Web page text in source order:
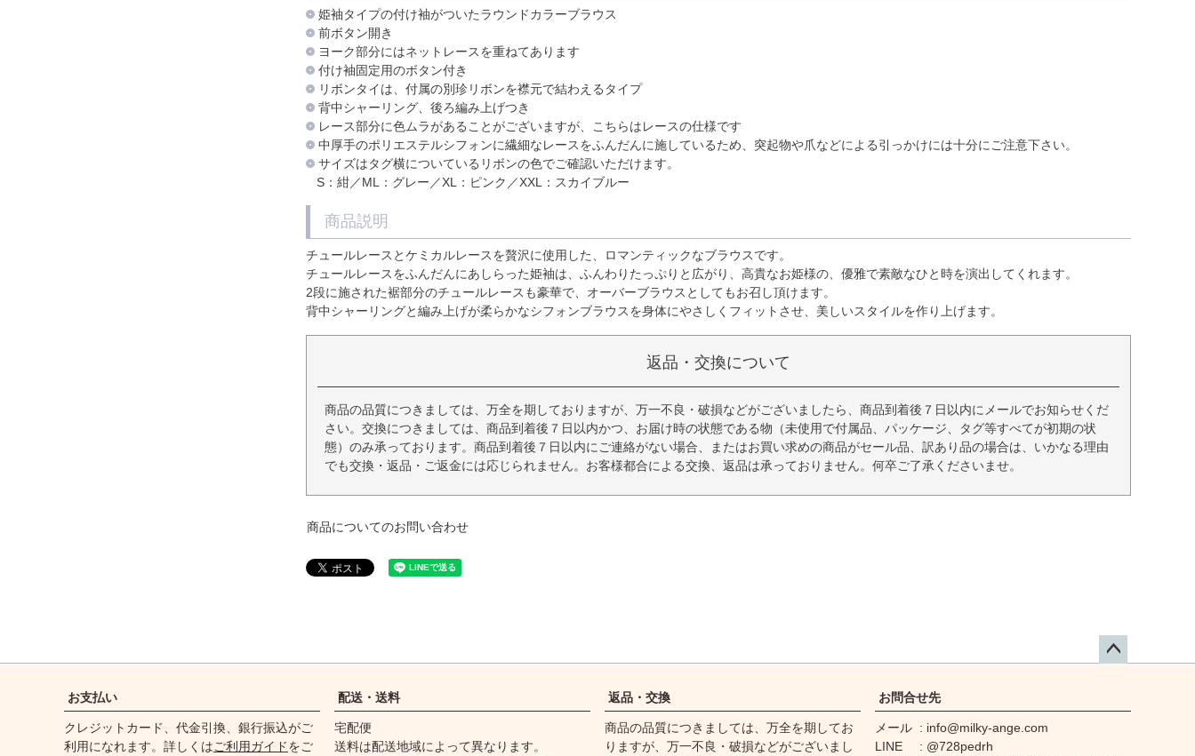
姫袖タイプの付け袖がついたラウンドカラーブラウス
前ボタン開き
ヨーク部分にはネットレースを重ねてあります
付け袖固定用のボタン付き
リボンタイは、付属の別珍リボンを襟元で結わえるタイプ
背中シャーリング、後ろ編み上げつき
レース部分に色ムラがあることがございますが、こちらはレースの仕様です
中厚手のポリエステルシフォンに繊細なレースをふんだんに施しているため、突起物や爪などによる引っかけには十分にご注意下さい。
サイズはタグ横についているリボンの色でご確認いただけます。
S：紺／ML：グレー／XL：ピンク／XXL：スカイブルー
商品説明
チュールレースとケミカルレースを贅沢に使用した、ロマンティックなブラウスです。
チュールレースをふんだんにあしらった姫袖は、ふんわりたっぷりと広がり、高貴なお姫様の、優雅で素敵なひと時を演出してくれます。
2段に施された裾部分のチュールレースも豪華で、オーバーブラウスとしてもお召し頂けます。
背中シャーリングと編み上げが柔らかなシフォンブラウスを身体にやさしくフィットさせ、美しいスタイルを作り上げます。
返品・交換について
商品の品質につきましては、万全を期しておりますが、万一不良・破損などがございましたら、商品到着後７日以内にメールでお知らせくだ
さい。交換につきましては、商品到着後７日以内かつ、お届け時の状態である物（未使用で付属品、パッケージ、タグ等すべてが初期の状
態）のみ承っております。商品到着後７日以内にご連絡がない場合、またはお買い求めの商品がセール品、訳あり品の場合は、いかなる理由
でも交換・返品・ご返金には応じられません。お客様都合による交換、返品は承っておりません。何卒ご了承くださいませ。
商品についてのお問い合わせ
ップ
お支払い
クレジットカード、代金引換、銀行振込がご
利用になれます。詳しくはご利用ガイドをご
配送・送料
宅配便
送料は配送地域によって異なります。
返品・交換
商品の品質につきましては、万全を期してお
りますが、万一不良・破損などがございまし
お問合せ先
メール
info@milky-ange.com
LINE
@728pedrh